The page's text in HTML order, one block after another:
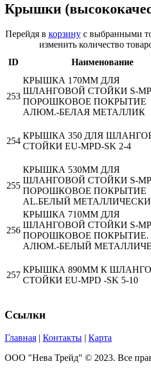
Крышки
Перейдя в корзинус выбранными
изменить количество
ID
Наименование
253
КРЫШКА 170MM ДЛЯ
ШЛАНГОВОЙ СТОЙКИ S-
ПОРОШКОВОЕ ПОКРЫТИЕ
АЛЮМ.-БЕЛАЯ МЕТАЛЛИК
254
КРЫШКА 350 ДЛЯ
СТОЙКИ EU-MPD-SK 2-4
255
КРЫШКА 530MM ДЛЯ
ШЛАНГОВОЙ СТОЙКИ S-
ПОРОШКОВОЕ ПОКРЫТИЕ
AL.БЕЛЫЙ
256
КРЫШКА 710MM ДЛЯ
ШЛАНГОВОЙ СТОЙКИ S-
ПОРОШКОВОЕ ПОКРЫТИЕ.
AЛЮМ.-БЕЛЫЙ
257
КРЫШКА 890MM К
СТОЙКИ EU-MPD -SK 5-10
Ссылки
Главная | Контакты | Карта
ООО "Нева Трейд" © 2023. Все